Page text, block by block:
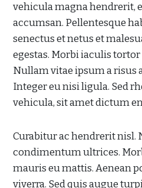
vehicula magna hendrerit,
accumsan. Pellentesque
senectus et netus et
egestas. Morbi iaculis
Nullam vitae ipsum a risus
Integer eu nisi ligula. Sed
vehicula, sit amet dictum
Curabitur ac hendrerit nisl.
condimentum ultrices.
mauris eu mattis. Aenean
viverra. Sed quis augue